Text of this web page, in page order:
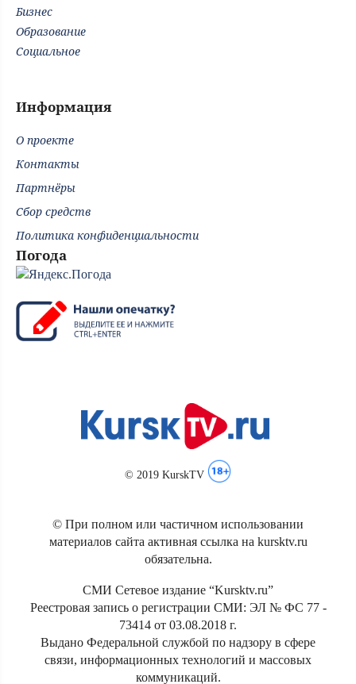
Бизнес
Образование
Социальное
Информация
О проекте
Контакты
Партнёры
Сбор средств
Политика конфиденциальности
Погода
© 2019 KurskTV
© При полном или частичном использовании
материалов сайта активная ссылка на kursktv.ru
обязательна.
СМИ Сетевое издание “Kursktv.ru”
Реестровая запись о регистрации СМИ: ЭЛ № ФС 77 -
73414 от 03.08.2018 г.
Выдано Федеральной службой по надзору в сфере
связи, информационных технологий и массовых
коммуникаций.